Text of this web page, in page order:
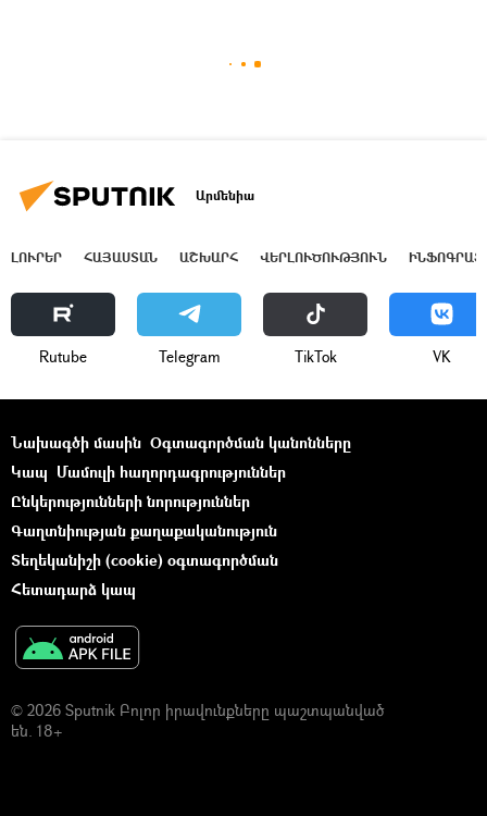
Արմենիա
ԼՈՒՐԵՐ ՀԱՅԱՍՏԱՆ ԱՇԽԱՐՀ ՎԵՐԼՈՒԾՈՒԹՅՈՒՆ
Rutube Telegram ТikТоk VK
Նախագծի մասին Օգտագործման կանոնները
Կապ Մամուլի հաղորդագրություններ
Ընկերությունների նորություններ
Գաղտնիության քաղաքականություն
Տեղեկանիշի (cookie) օգտագործման
Հետադարձ կապ
© 2026 Sputnik Բոլոր իրավունքները պաշտպանված
են. 18+